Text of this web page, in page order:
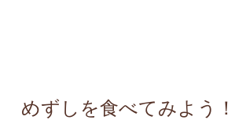
めずしを食べてみよう！